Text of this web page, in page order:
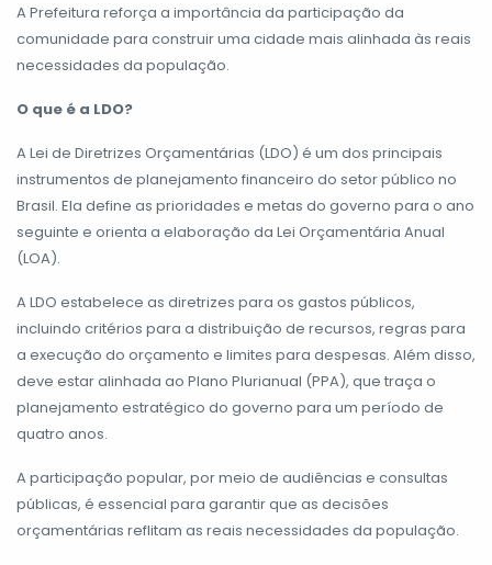
A Prefeitura reforça a importância da participação da
comunidade para construir uma cidade mais alinhada às reais
necessidades da população.
O que é a LDO?
A Lei de Diretrizes Orçamentárias (LDO) é um dos principais
instrumentos de planejamento financeiro do setor público no
Brasil. Ela define as prioridades e metas do governo para o ano
seguinte e orienta a elaboração da Lei Orçamentária Anual
(LOA).
A LDO estabelece as diretrizes para os gastos públicos,
incluindo critérios para a distribuição de recursos, regras para
a execução do orçamento e limites para despesas. Além disso,
deve estar alinhada ao Plano Plurianual (PPA), que traça o
planejamento estratégico do governo para um período de
quatro anos.
A participação popular, por meio de audiências e consultas
públicas, é essencial para garantir que as decisões
orçamentárias reflitam as reais necessidades da população.